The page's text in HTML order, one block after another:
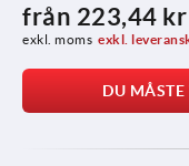
från 223,44 kr
exkl. moms exkl.
DU